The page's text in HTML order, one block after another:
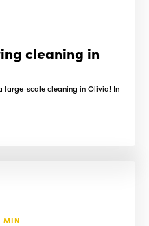
cleaning in
large-scale cleaning in Olivia! In
MIN